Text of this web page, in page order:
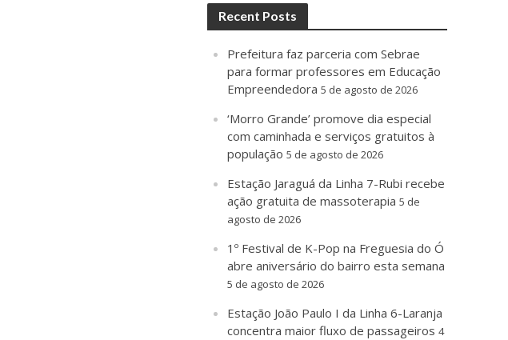
Recent Posts
Prefeitura faz parceria com Sebrae
para formar professores em Educação
Empreendedora 5 de agosto de 2026
‘Morro Grande’ promove dia especial
com caminhada e serviços gratuitos à
população 5 de agosto de 2026
Estação Jaraguá da Linha 7-Rubi recebe
ação gratuita de massoterapia 5 de
agosto de 2026
1º Festival de K-Pop na Freguesia do Ó
abre aniversário do bairro esta semana
5 de agosto de 2026
Estação João Paulo I da Linha 6-Laranja
concentra maior fluxo de passageiros 4